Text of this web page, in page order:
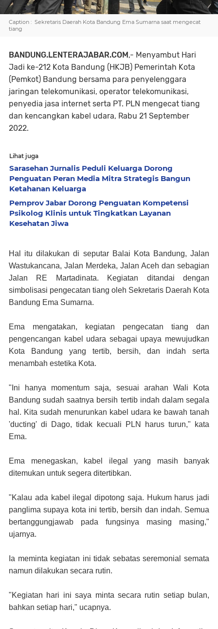
Caption : Sekretaris Daerah Kota Bandung Ema Sumarna saat mengecat
tiang
BANDUNG.LENTERAJABAR.COM,- Menyambut Hari
Jadi ke-212 Kota Bandung (HKJB) Pemerintah Kota
(Pemkot) Bandung bersama para penyelenggara
jaringan telekomunikasi, operator telekomunikasi,
penyedia jasa internet serta PT. PLN mengecat tiang
dan kencangkan kabel udara, Rabu 21 September
2022.
Lihat juga
Sarasehan Jurnalis Peduli Keluarga Dorong
Penguatan Peran Media Mitra Strategis Bangun
Ketahanan Keluarga
Pemprov Jabar Dorong Penguatan Kompetensi
Psikolog Klinis untuk Tingkatkan Layanan
Kesehatan Jiwa
Hal itu dilakukan di seputar Balai Kota Bandung, Jalan
Wastukancana, Jalan Merdeka, Jalan Aceh dan sebagian
Jalan RE Martadinata. Kegiatan ditandai dengan
simbolisasi pengecatan tiang oleh Sekretaris Daerah Kota
Bandung Ema Sumarna.
Ema mengatakan, kegiatan pengecatan tiang dan
pengencangan kabel udara sebagai upaya mewujudkan
Kota Bandung yang tertib, bersih, dan indah serta
menambah estetika Kota.
"Ini hanya momentum saja, sesuai arahan Wali Kota
Bandung sudah saatnya bersih tertib indah dalam segala
hal. Kita sudah menurunkan kabel udara ke bawah tanah
'ducting' di Dago, tidak kecuali PLN harus turun," kata
Ema.
Ema menegaskan, kabel ilegal yang masih banyak
ditemukan untuk segera ditertibkan.
"Kalau ada kabel ilegal dipotong saja. Hukum harus jadi
panglima supaya kota ini tertib, bersih dan indah. Semua
bertanggungjawab pada fungsinya masing masing,"
ujarnya.
Ia meminta kegiatan ini tidak sebatas seremonial semata
namun dilakukan secara rutin.
"Kegiatan hari ini saya minta secara rutin setiap bulan,
bahkan setiap hari," ucapnya.